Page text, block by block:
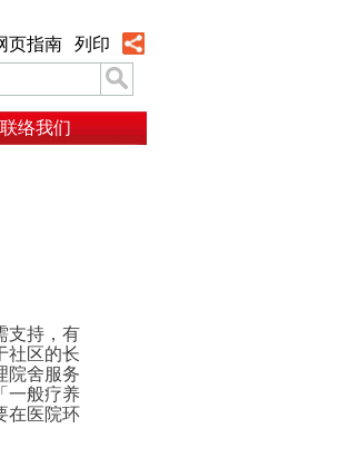
页指南 列印
联络我们